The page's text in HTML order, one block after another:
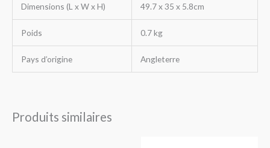
Dimensions (L x W x H) 49.7 x 35 x 5.8cm
Poids 0.7 kg
Pays d’origine Angleterre
Produits similaires